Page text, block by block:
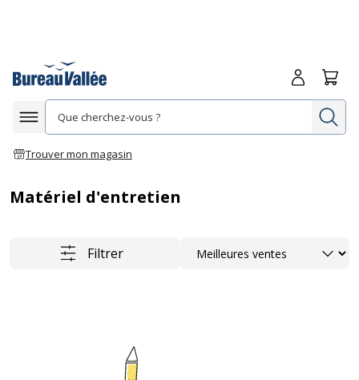
Afficher la navigation
Trouver mon magasin
Me
Matériel d'entretien
Filtrer Trier